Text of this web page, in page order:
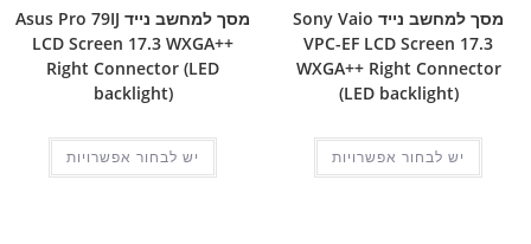
מסך למחשב נייד Sony Vaio
VPC-EF LCD Screen 17.3
WXGA++ Right Connector
(LED backlight)
יש לבחור אפשרויות
מסך למחשב נייד Asus Pro 79IJ
LCD Screen 17.3 WXGA++
Right Connector (LED
backlight)
יש לבחור אפשרויות